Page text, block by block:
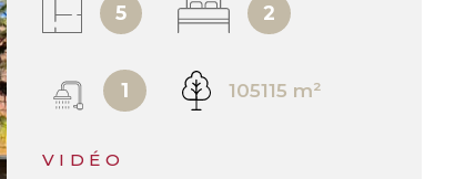
5 2
1 105115 m²
VIDÉO